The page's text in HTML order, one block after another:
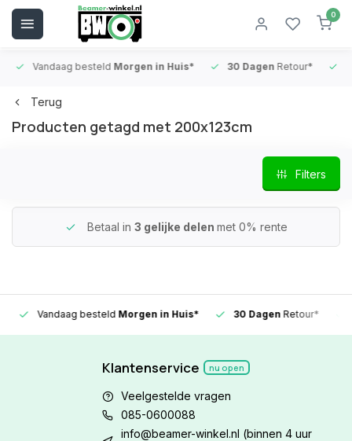
0
Vandaag besteldMorgen in Huis* 30 DagenRetour*
Terug
Producten getagd met 200x123cm
Filters
Betaal in 3 gelijke delen met 0% rente
Vandaag besteldMorgen in Huis* 30 DagenRetour*
Klantenservice nu open
Veelgestelde vragen
085-0600088
info@beamer-winkel.nl (binnen 4 uur